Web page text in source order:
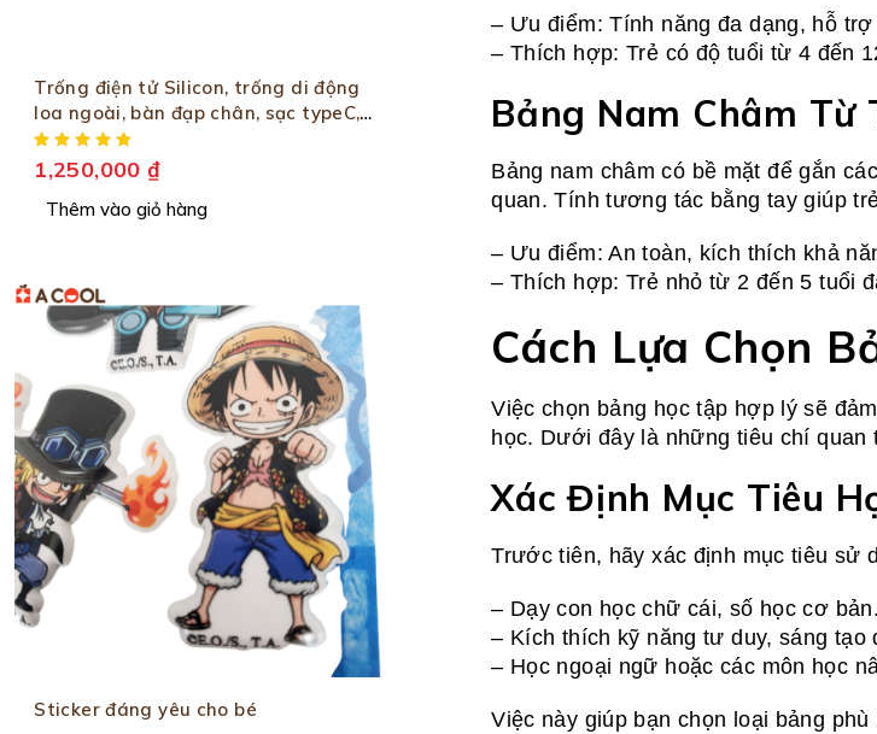
Trống điện tử Silicon, trống di động
loa ngoài, bàn đạp chân, sạc typeC,
ghi âm, chống thấm
1,250,000 ₫
Thêm vào giỏ hàng
Sticker đáng yêu cho bé
– Ưu điểm: Tính năng đa dạng, hỗ
– Thích hợp: Trẻ có độ tuổi từ 4 đến
Bảng Nam Châm Từ
Bảng nam châm có bề mặt để gắn
quan. Tính tương tác bằng tay giúp
– Ưu điểm: An toàn, kích thích khả
– Thích hợp: Trẻ nhỏ từ 2 đến 5 tuổi
Cách Lựa Chọn
Việc chọn bảng học tập hợp lý sẽ
học. Dưới đây là những tiêu chí
Xác Định Mục Tiêu
Trước tiên, hãy xác định mục tiêu sử
– Dạy con học chữ cái, số học cơ bản.
– Kích thích kỹ năng tư duy, sáng tạo
– Học ngoại ngữ hoặc các môn học
Việc này giúp bạn chọn loại bảng